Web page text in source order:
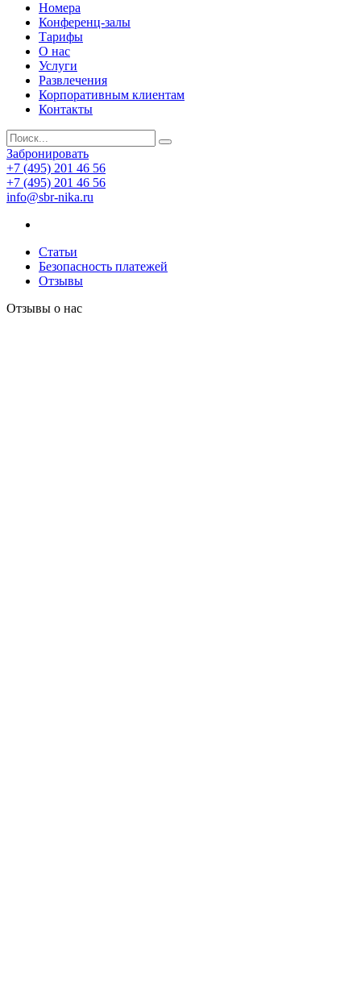
Номера
Конференц-залы
Тарифы
О нас
Услуги
Развлечения
Корпоративным клиентам
Контакты
Забронировать
+7 (495) 201 46 56
+7 (495) 201 46 56
info@sbr-nika.ru
Статьи
Безопасность платежей
Отзывы
Отзывы о нас